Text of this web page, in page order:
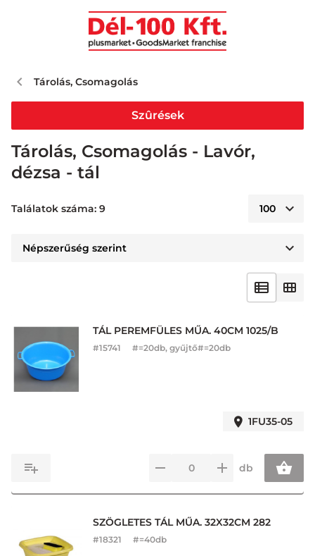
Tárolás, Csomagolás
Tárolás, Csomagolás - Lavór,
dézsa - tál
Találatok száma: 9
TÁL PEREMFÜLES MŰA. 40CM 1025/B
#15741 #=20db, gyűjtő#=20db
1FU35-05
db
SZÖGLETES TÁL MŰA. 32X32CM 282
#18321 #=40db
Szûrések